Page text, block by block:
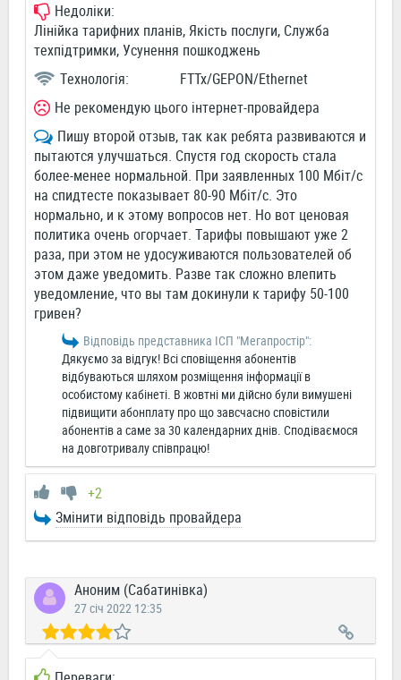
Недоліки:
Лінійка тарифних планів, Якість послуги, Служба
техпідтримки, Усунення пошкоджень
Технологія:
FTTx/GEPON/Ethernet
Не рекомендую цього інтернет-провайдера
Пишу второй отзыв, так как ребята развиваются и
пытаются улучшаться. Спустя год скорость стала
более-менее нормальной. При заявленных 100 Мбіт/с
на спидтесте показывает 80-90 Мбіт/с. Это
нормально, и к этому вопросов нет. Но вот ценовая
политика очень огорчает. Тарифы повышают уже 2
раза, при этом не удосуживаются пользователей об
этом даже уведомить. Разве так сложно влепить
уведомление, что вы там докинули к тарифу 50-100
гривен?
Відповідь представника ІСП "Мегапростiр":
Дякуємо за відгук! Всі сповіщення абонентів
відбуваються шляхом розміщення інформації в
особистому кабінеті. В жовтні ми дійсно були вимушені
підвищити абонплату про що завсчасно сповістили
абонентів а саме за 30 календарних днів. Сподіваємося
на довготривалу співпрацю!
+2
Змінити відповідь провайдера
Аноним (Сабатинівка)
27 січ 2022 12:35